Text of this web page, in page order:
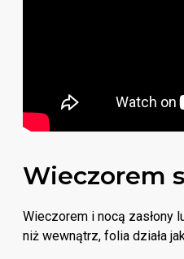
Wieczorem
Wieczorem i nocą zasłony
niż wewnątrz, folia działa